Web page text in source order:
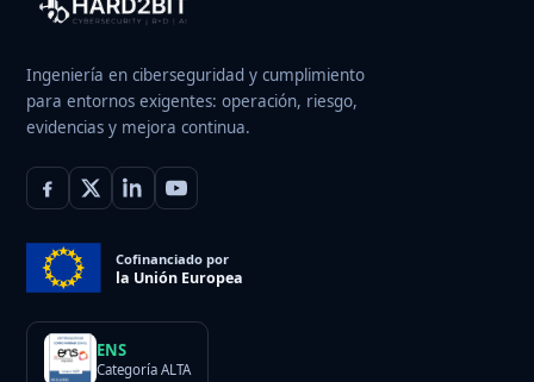
Ingeniería en ciberseguridad y cumplimiento
para entornos exigentes: operación, riesgo,
evidencias y mejora continua.
Cofinanciado por
la Unión Europea
ENS
Categoría ALTA